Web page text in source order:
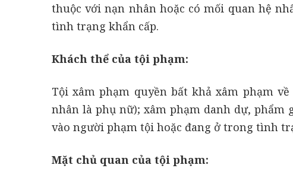
thuộc với nạn nhân hoặc có mối quan hệ
tình trạng khẩn cấp.
Khách thể của tội phạm:
Tội xâm phạm quyền bất khả xâm phạm
nhân là phụ nữ); xâm phạm danh dự,
vào người phạm tội hoặc đang ở trong tình
Mặt chủ quan của tội phạm: